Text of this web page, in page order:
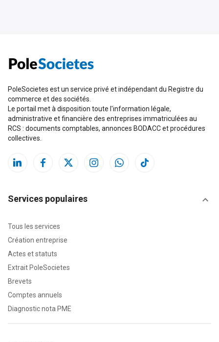
PoleSocietes est un service privé et indépendant du Registre du
commerce et des sociétés.
Le portail met à disposition toute l'information légale,
administrative et financière des entreprises immatriculées au
RCS : documents comptables, annonces BODACC et procédures
collectives.
Services populaires
Tous les services
Création entreprise
Actes et statuts
Extrait PoleSocietes
Brevets
Comptes annuels
Diagnostic nota PME